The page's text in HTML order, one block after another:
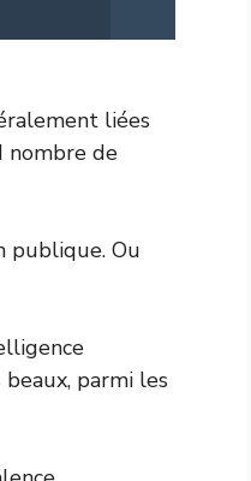
liées
nombre de
publique. Ou
parmi les